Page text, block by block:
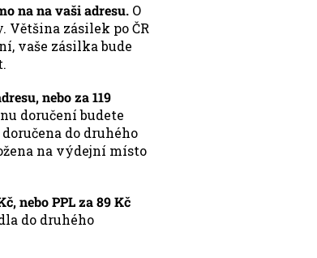
na na vaši adresu. O
zásilek po ČR
vaše zásilka bude
nebo za 119
doručení budete
do druhého
na výdejní místo
nebo PPL za 89 Kč
do druhého